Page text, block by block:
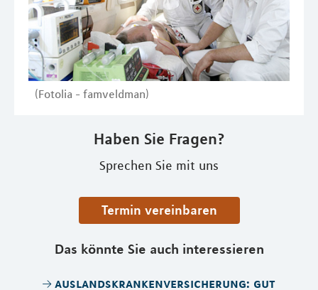
(Fotolia - famveldman)
Haben Sie Fragen?
Sprechen Sie mit uns
Termin vereinbaren
Das könnte Sie auch interessieren
auslandskrankenversicherung: gut